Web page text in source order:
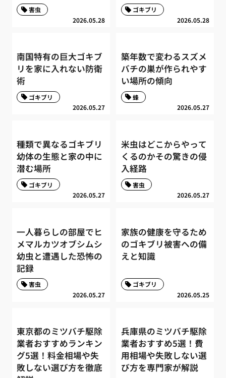
2026.05.28
害虫
2026.05.28
ゴキブリ
南国特有の巨大ゴキブ
リを家に入れない防衛
術
2026.05.27
ゴキブリ
築年数で変わるスズメ
バチの巣が作られやす
い場所の傾向
2026.05.27
蜂
種類で異なるゴキブリ
幼体の生態と家の中に
潜む場所
2026.05.27
ゴキブリ
米虫はどこからやって
くるのかその驚きの侵
入経路
2026.05.27
害虫
一人暮らしの部屋でヒ
メマルカツオブシムシ
幼虫と遭遇した恐怖の
記録
2026.05.27
害虫
家族の健康を守るため
のゴキブリ被害への備
えと知識
2026.05.25
ゴキブリ
東京都のミツバチ駆除
業者おすすめランキン
グ5選！料金相場や失
敗しない選び方を徹底
兵庫県のミツバチ駆除
業者おすすめ5選！費
用相場や失敗しない選
び方を専門家が解説